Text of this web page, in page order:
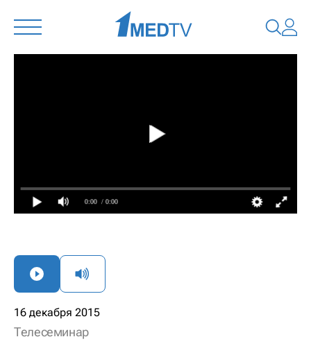
0:00 / 0:00
16 декабря 2015
Телесеминар